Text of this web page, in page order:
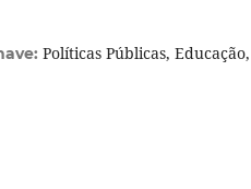
Políticas Públicas,